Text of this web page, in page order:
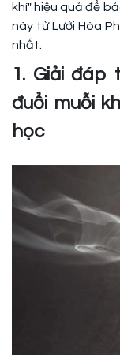
khí" hiệu quả để
này từ Lưới Hòa
nhất.
1. Giải đáp
đuổi muỗi
học